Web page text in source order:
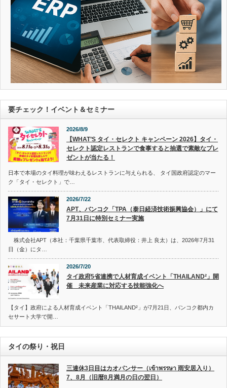
要チェック！イベント＆セミナー
2026/8/9
【WHAT’S タイ・セレクト キャンペーン 2026】タイ・
セレクト認定レストランで食事すると抽選で素敵なプレ
ゼントが当たる！
日本で本場のタイ料理が味わえるレストランに与えられる、 タイ国政府認定のマー
ク「タイ・セレクト」で…
2026/7/22
APT、バンコク「TPA（泰日経済技術振興協会）」にて
7月31日に特別セミナー実施
株式会社APT（本社：千葉県千葉市、代表取締役：井上 良太）は、2026年7月31
日（金）にタ…
2026/7/20
タイ政府5省連携で人材育成イベント「THAILAND²」開
催 未来産業に対応する技能強化へ
【タイ】政府による人材育成イベント「THAILAND²」が7月21日、バンコク都内カ
セサート大学で開…
タイの祭り・祝日
三連休3日目はカオパンサー（เข้าพรรษา 雨安居入り）
7、8月（旧暦8月満月の日の翌日）